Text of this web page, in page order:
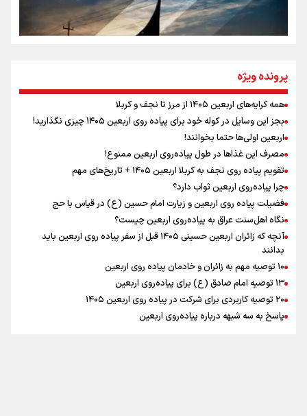
سه حسرتی که به دلم ماند
نگاه تمدنی رهبر شهید به فضای مجازی
رابطه کارگر و کارفرما در اندیشه رهبر شهید: از تضاد به
زوجیت
اینفو برنا / توصیه‌هایی طلایی برای پیاده روی اربعین
اینفو برنا / جدول کامل فاصله مرز شلمچه تا شهرهای زیارتی
عراق
پرونده ویژه
همه کرایه‌های اربعین ۱۴۰۵ از مرز تا نجف و کربلا
بجز این وسایل در کوله خود برای پیاده روی اربعین ۱۴۰۵ چیزی نگذارید!
اربعین اولی‌ها حتما بخوانند!
مصرف این غذاها در طول پیاده‌روی اربعین ممنوع!
تقویم پیاده روی نجف به کربلا اربعین ۱۴۰۵ + تاریخ‌های مهم
چرا پیاده‌روی اربعین ثواب دارد؟
فضیلت پیاده روی اربعین و زیارت امام حسین (ع) در قیاس با حج
نگاه اهل‌سنت عراق به پیاده‌روی اربعین چیست؟
آنچه که زائران اربعین حسینی ۱۴۰۵ قبل از سفر پیاده روی اربعین باید
بدانند
۱۰ توصیه مهم به زائران و خادمان پیاده روی اربعین
۱۳ توصیه امام صادق (ع) برای پیاده‌روی اربعین
۲۰ توصیه کاربردی برای شرکت در پیاده روی اربعین ۱۴۰۵
پاسخ به سه‌ شبهه درباره پیاده‌روی اربعین